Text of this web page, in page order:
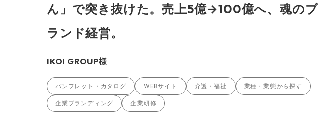
ん」で突き抜けた。売上5億→100億へ、魂のブ
ランド経営。
IKOI GROUP様
パンフレット・カタログ WEBサイト 介護・福祉 業種・業態から探す
企業ブランディング 企業研修